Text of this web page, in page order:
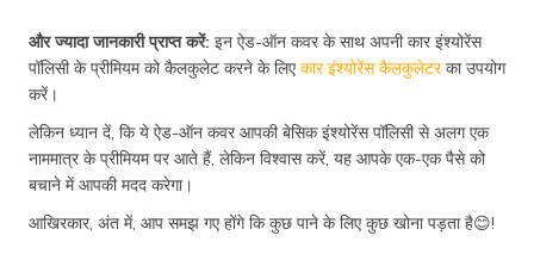
और ज्यादा जानकारी प्राप्त करें: इन ऐड-ऑन कवर के साथ अपनी कार इंश्योरेंस
पॉलिसी के प्रीमियम को कैलकुलेट करने के लिए कार इंश्योरेंस कैलकुलेटरका उपयोग
करें।
लेकिन ध्यान दें, कि ये ऐड-ऑन कवर आपकी बेसिक इंश्योरेंस पॉलिसी से अलग एक
नाममात्र के प्रीमियम पर आते हैं, लेकिन विश्वास करें, यह आपके एक-एक पैसे को
बचाने में आपकी मदद करेगा।
आखिरकार, अंत में, आप समझ गए होंगे कि कुछ पाने के लिए कुछ खोना पड़ता है😊!